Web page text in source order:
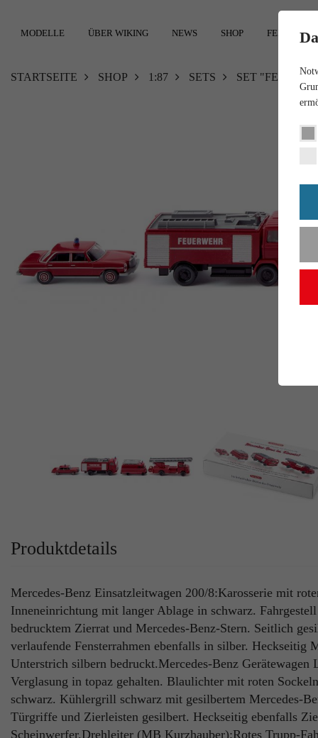
MODELLE ÜBER WIKING NEWS SHOP FEEDBACK
STARTSEITE SHOP 1:87 SETS SET
Produktdetails
Mercedes-Benz Einsatzleitwagen 200/8:Karosserie mit
Inneneinrichtung mit langer Ablage in schwarz.
bedrucktem Zierrat und Mercedes-Benz-Stern. Seitlich
verlaufende Fensterrahmen ebenfalls in silber. Heckseitig
Unterstrich silbern bedruckt.Mercedes-Benz
Verglasung in topaz gehalten. Blaulichter mit roten
schwarz. Kühlergrill schwarz mit gesilbertem Mercedes-
Türgriffe und Zierleisten gesilbert. Heckseitig ebenfalls
Scheinwerfer.Drehleiter (MB Kurzhauber):Rotes Trupp-